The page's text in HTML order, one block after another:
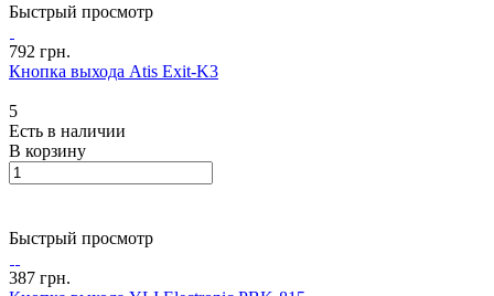
Быстрый просмотр
792 грн.
Кнопка выхода Atis Exit-K3
5
Есть в наличии
В корзину
Быстрый просмотр
387 грн.